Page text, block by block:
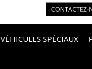
CONTACTEZ-
VÉHICULES SPÉCIAUX